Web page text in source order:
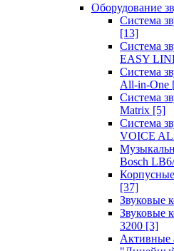
Оборудование
Система
[13]
Система
EASY
Система
All-in-One
Система
Matrix [5]
Система
VOICE
Bosch
[37]
Звуковые
Звуковые
3200 [3]
Активные